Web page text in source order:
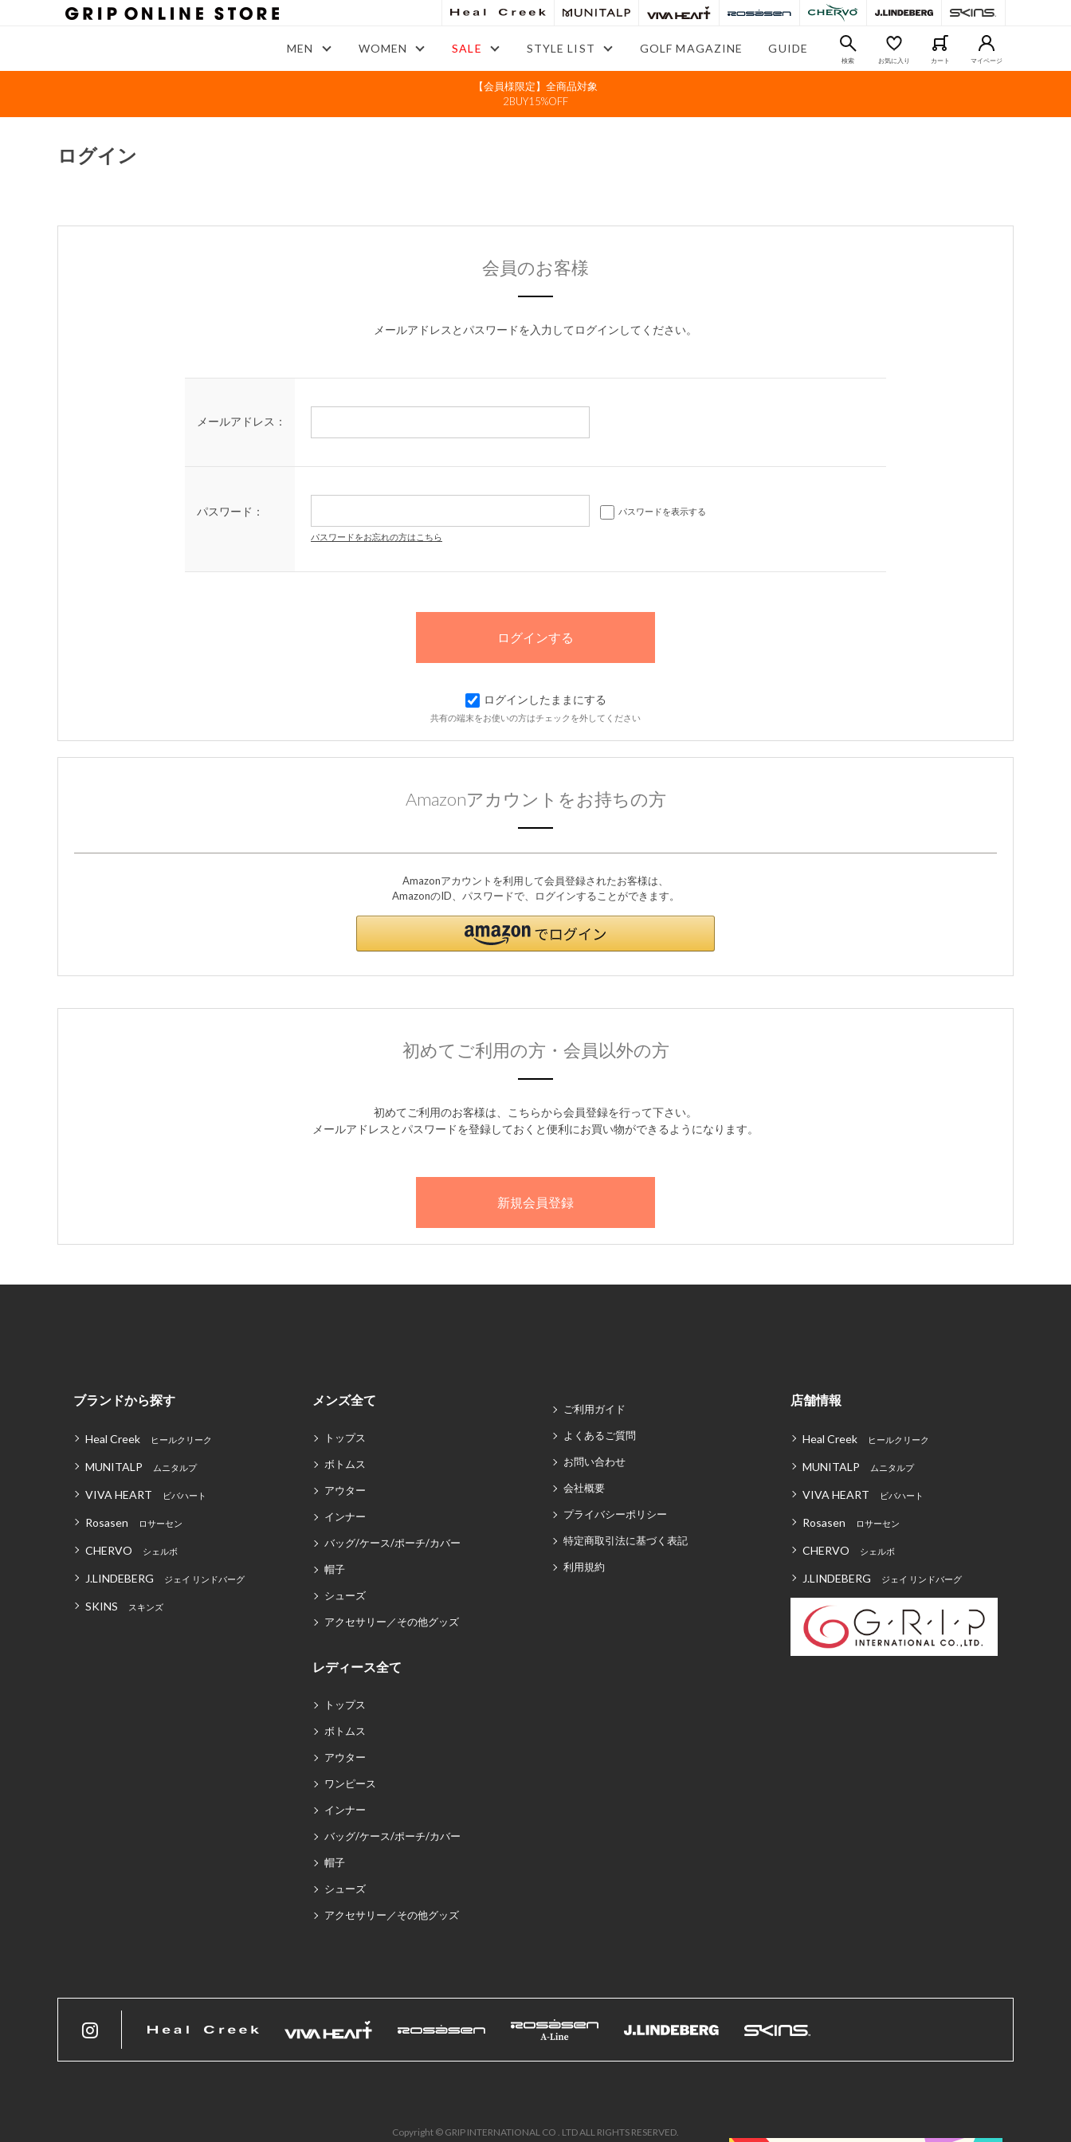
MEN WOMEN SALE STYLE LIST GOLF MAGAZINE GUIDE
検索 お気に入り カート マイページ
【会員様限定】全商品対象
2BUY15%OFF
ログイン
会員のお客様
メールアドレスとパスワードを入力してログインしてください。
メールアドレス：
パスワード： パスワードを表示する
パスワードをお忘れの方はこちら
ログインしたままにする
共有の端末をお使いの方はチェックを外してください
Amazonアカウントをお持ちの方
Amazonアカウントを利用して会員登録されたお客様は、
AmazonのID、パスワードで、ログインすることができます。
初めてご利用の方・会員以外の方
初めてご利用のお客様は、こちらから会員登録を行って下さい。
メールアドレスとパスワードを登録しておくと便利にお買い物ができるようになります。
ブランドから探す
Heal Creek ヒールクリーク
MUNITALP ムニタルプ
VIVA HEART ビバハート
Rosasen ロサーセン
CHERVO シェルボ
J.LINDEBERG ジェイ リンドバーグ
SKINS スキンズ
メンズ全て
トップス
ボトムス
アウター
インナー
バッグ/ケース/ポーチ/カバー
帽子
シューズ
アクセサリー／その他グッズ
レディース全て
トップス
ボトムス
アウター
ワンピース
インナー
バッグ/ケース/ポーチ/カバー
帽子
シューズ
アクセサリー／その他グッズ
ご利用ガイド
よくあるご質問
お問い合わせ
会社概要
プライバシーポリシー
特定商取引法に基づく表記
利用規約
店舗情報
Heal Creek ヒールクリーク
MUNITALP ムニタルプ
VIVA HEART ビバハート
Rosasen ロサーセン
CHERVO シェルボ
J.LINDEBERG ジェイ リンドバーグ
Copyright © GRIP INTERNATIONAL CO . LTD ALL RIGHTS RESERVED.